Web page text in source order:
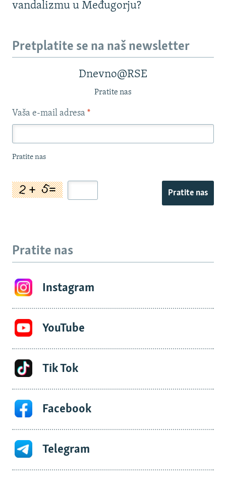
vandalizmu u Međugorju?
Pretplatite se na naš newsletter
Dnevno@RSE
Pratite nas
Vaša e-mail adresa *
Pratite nas
Pratite nas
Pratite nas
Instagram
YouTube
Tik Tok
Facebook
Telegram